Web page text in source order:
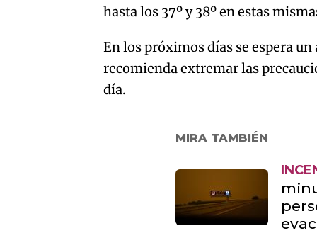
hasta los 37º y 38º en estas
En los próximos días se espera
recomienda extremar las
día.
MIRA TAMBIÉN